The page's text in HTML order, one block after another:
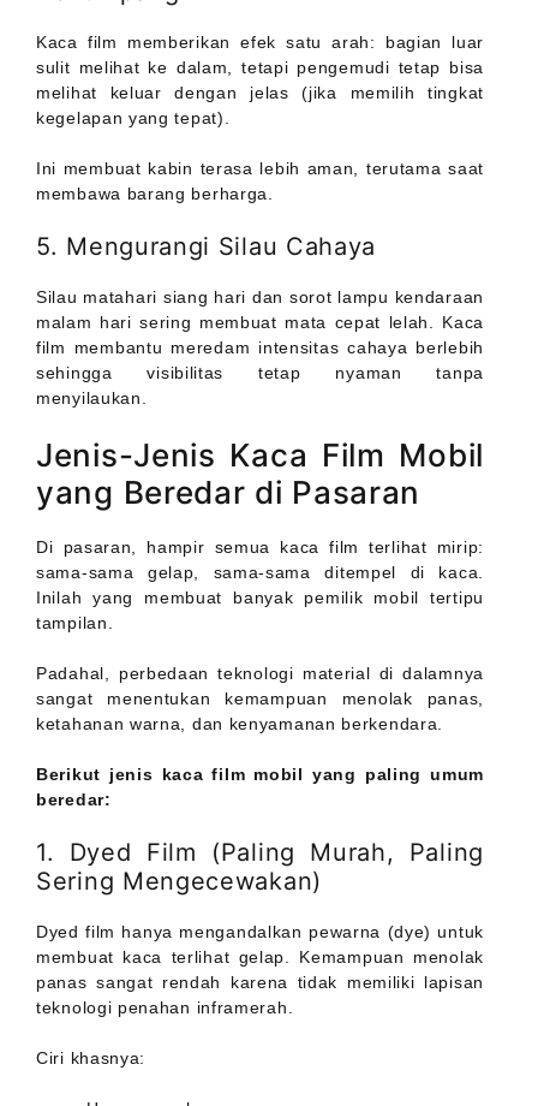
Kaca film memberikan efek satu arah: bagian luar
sulit melihat ke dalam, tetapi pengemudi tetap bisa
melihat keluar dengan jelas (jika memilih tingkat
kegelapan yang tepat).
Ini membuat kabin terasa lebih aman, terutama saat
membawa barang berharga.
5. Mengurangi Silau Cahaya
Silau matahari siang hari dan sorot lampu kendaraan
malam hari sering membuat mata cepat lelah. Kaca
film membantu meredam intensitas cahaya berlebih
sehingga visibilitas tetap nyaman tanpa
menyilaukan.
Jenis-Jenis Kaca Film Mobil
yang Beredar di Pasaran
Di pasaran, hampir semua kaca film terlihat mirip:
sama-sama gelap, sama-sama ditempel di kaca.
Inilah yang membuat banyak pemilik mobil tertipu
tampilan.
Padahal, perbedaan teknologi material di dalamnya
sangat menentukan kemampuan menolak panas,
ketahanan warna, dan kenyamanan berkendara.
Berikut jenis kaca film mobil yang paling umum
beredar:
1. Dyed Film (Paling Murah, Paling
Sering Mengecewakan)
Dyed film hanya mengandalkan pewarna (dye) untuk
membuat kaca terlihat gelap. Kemampuan menolak
panas sangat rendah karena tidak memiliki lapisan
teknologi penahan inframerah.
Ciri khasnya: